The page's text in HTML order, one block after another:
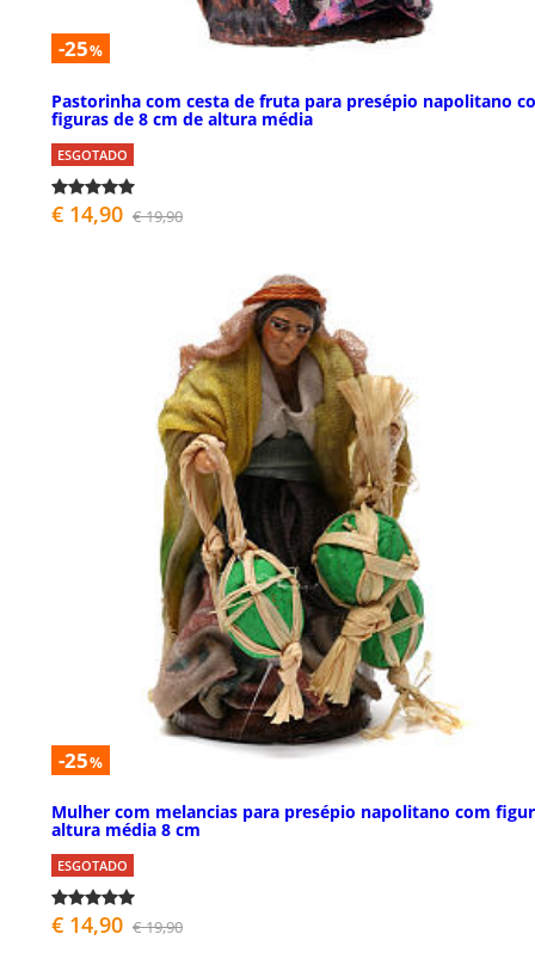
-25%
Pastorinha com cesta de fruta para presépio napolitano
figuras de 8 cm de altura média
ESGOTADO
€ 14,90 € 19,90
-25%
Mulher com melancias para presépio napolitano com
altura média 8 cm
ESGOTADO
€ 14,90 € 19,90